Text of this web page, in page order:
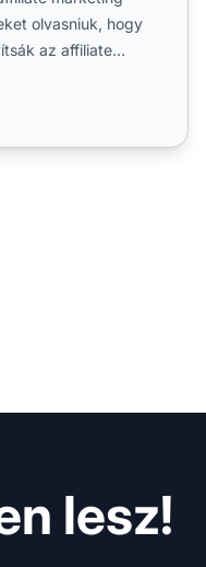
olvasniuk, hogy
az affiliate
lesz!